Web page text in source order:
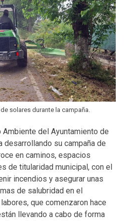
solares durante la campaña.
Ambiente del Ayuntamiento de
desarrollando su campaña de
en caminos, espacios
de titularidad municipal, con el
incendios y asegurar unas
de salubridad en el
que comenzaron hace
llevando a cabo de forma